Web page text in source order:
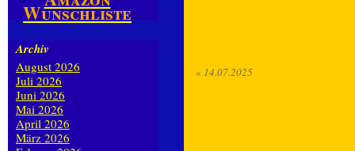
« 14.07.2025
Wunschliste
Archiv
August 2026
Juli 2026
Juni 2026
Mai 2026
April 2026
März 2026